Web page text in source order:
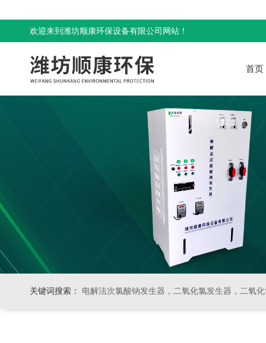
欢迎来到潍坊顺康环保设备有限公司网站！
首页
关键词搜索： 电解法次氯酸钠发生器，二氧化氯发生器，二氧化氯投加器，缓释消毒器